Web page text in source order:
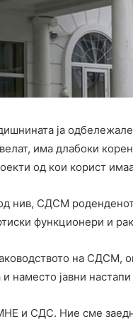
ја
има длабоки
од кои корист
нив, СДСМ
функционери и
на СДСМ,
наместо јавни
и СДС. Ние сме